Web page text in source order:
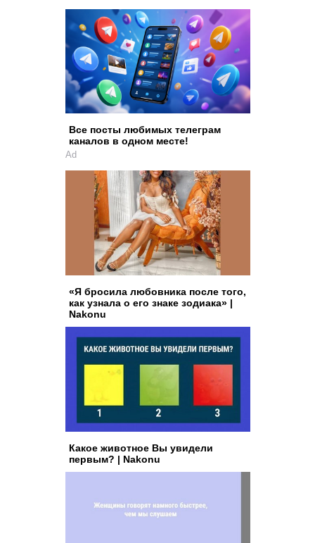
Все посты любимых телеграм
каналов в одном месте!
Ad
«Я бросила любовника после того,
как узнала о его знаке зодиака» |
Nakonu
Какое животное Вы увидели
первым? | Nakonu